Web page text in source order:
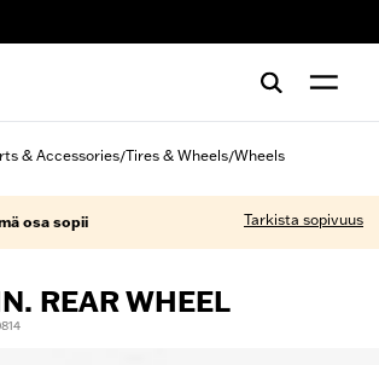
& Accessories/Tires & Wheels/Wheels
osa sopii Tarkista sopivuus
REAR WHEEL